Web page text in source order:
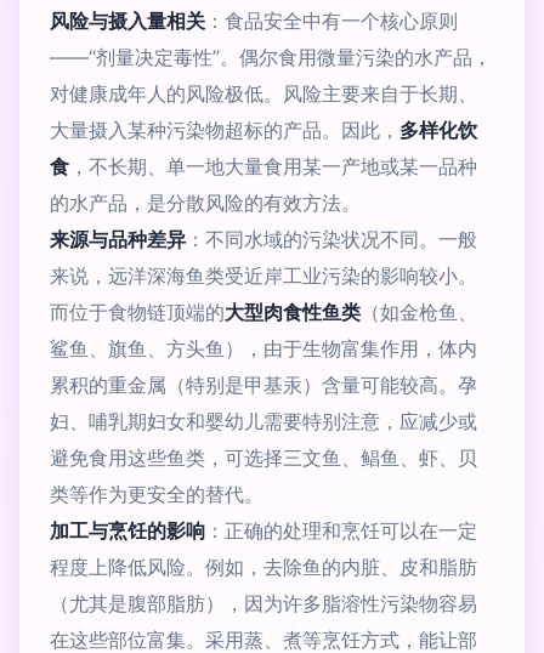
风险与摄入量相关 ：食品安全中有一个核心原则
——“剂量决定毒性”。偶尔食用微量污染的水产品，
对健康成年人的风险极低。风险主要来自于长期、
大量摄入某种污染物超标的产品。因此， 多样化饮
食 ，不长期、单一地大量食用某一产地或某一品种
的水产品，是分散风险的有效方法。
来源与品种差异 ：不同水域的污染状况不同。一般
来说，远洋深海鱼类受近岸工业污染的影响较小。
而位于食物链顶端的大型肉食性鱼类 （如金枪鱼、
鲨鱼、旗鱼、方头鱼），由于生物富集作用，体内
累积的重金属（特别是甲基汞）含量可能较高。孕
妇、哺乳期妇女和婴幼儿需要特别注意，应减少或
避免食用这些鱼类，可选择三文鱼、鲳鱼、虾、贝
类等作为更安全的替代。
加工与烹饪的影响 ：正确的处理和烹饪可以在一定
程度上降低风险。例如，去除鱼的内脏、皮和脂肪
（尤其是腹部脂肪），因为许多脂溶性污染物容易
在这些部位富集。采用蒸、煮等烹饪方式，能让部